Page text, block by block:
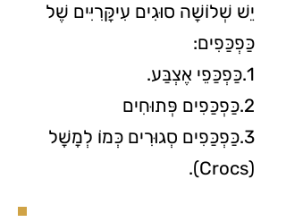
יֵשׁ שְׁלוֹשָׁה סוּגִים עִיקָּרִיִּים שֶׁל
כַּפְכַּפִים:
1.כַּפְכַּפֵי אֶצְבַּע.
2.כַּפְכַּפִים פְּתוּחִים
3.כַּפְכַּפִים סְגוּרִים כְּמוֹ לְמָשָׁל
(Crocs).